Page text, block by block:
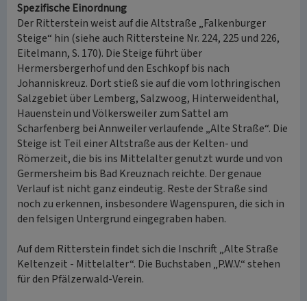
Spezifische Einordnung
Der Ritterstein weist auf die Altstraße „Falkenburger
Steige“ hin (siehe auch Rittersteine Nr. 224, 225 und 226,
Eitelmann, S. 170). Die Steige führt über
Hermersbergerhof und den Eschkopf bis nach
Johanniskreuz. Dort stieß sie auf die vom lothringischen
Salzgebiet über Lemberg, Salzwoog, Hinterweidenthal,
Hauenstein und Völkersweiler zum Sattel am
Scharfenberg bei Annweiler verlaufende „Alte Straße“. Die
Steige ist Teil einer Altstraße aus der Kelten- und
Römerzeit, die bis ins Mittelalter genutzt wurde und von
Germersheim bis Bad Kreuznach reichte. Der genaue
Verlauf ist nicht ganz eindeutig. Reste der Straße sind
noch zu erkennen, insbesondere Wagenspuren, die sich in
den felsigen Untergrund eingegraben haben.
Auf dem Ritterstein findet sich die Inschrift „Alte Straße
Keltenzeit - Mittelalter“. Die Buchstaben „P.W.V.“ stehen
für den Pfälzerwald-Verein.